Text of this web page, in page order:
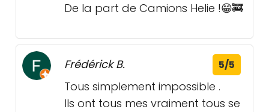
De la part de Camions Helie !😁🚒
Frédérick B. 5/5
Tous simplement impossible .
Ils ont tous mes vraiment tous se